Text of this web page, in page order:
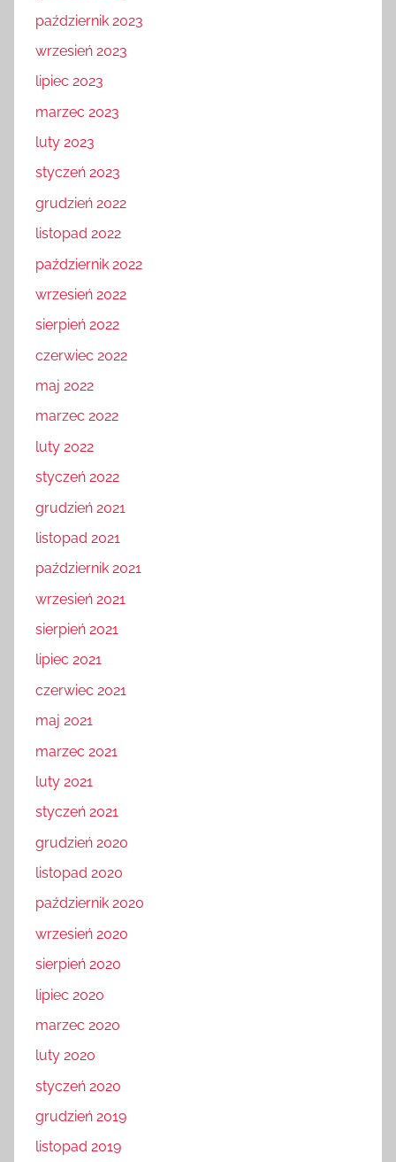
październik 2023
wrzesień 2023
lipiec 2023
marzec 2023
luty 2023
styczeń 2023
grudzień 2022
listopad 2022
październik 2022
wrzesień 2022
sierpień 2022
czerwiec 2022
maj 2022
marzec 2022
luty 2022
styczeń 2022
grudzień 2021
listopad 2021
październik 2021
wrzesień 2021
sierpień 2021
lipiec 2021
czerwiec 2021
maj 2021
marzec 2021
luty 2021
styczeń 2021
grudzień 2020
listopad 2020
październik 2020
wrzesień 2020
sierpień 2020
lipiec 2020
marzec 2020
luty 2020
styczeń 2020
grudzień 2019
listopad 2019